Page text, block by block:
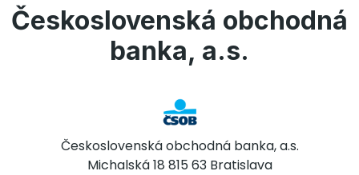
Československá obchodná
banka, a.s.
Československá obchodná banka, a.s.
Michalská 18 815 63 Bratislava